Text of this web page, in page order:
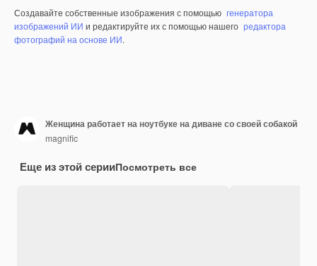
Создавайте собственные изображения с помощью генератора
изображений ИИ и редактируйте их с помощью нашего редактора
фотографий на основе ИИ.
Женщина работает на ноутбуке на диване со своей собакой
magnific
Еще из этой серииПосмотреть все